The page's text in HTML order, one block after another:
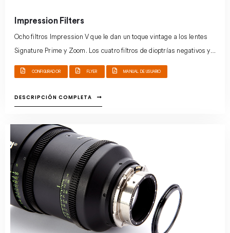
Impression Filters
Ocho filtros Impression V que le dan un toque vintage a los lentes
Signature Prime y Zoom. Los cuatro filtros de dioptrías negativos y
cuatro positivos cambian progresivamente las características de
enfoque de la imagen, lo que permite crear una variedad de looks
CONFIGURADOR FLYER MANUAL DE USUARIO
DESCRIPCIÓN COMPLETA